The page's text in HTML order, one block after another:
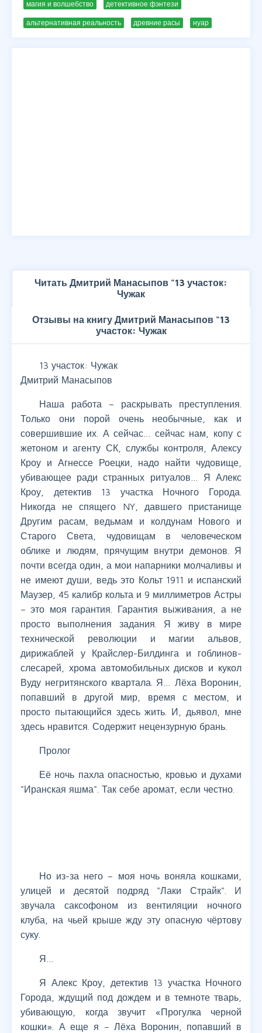
магия и волшебство детективное фэнтези
альтернативная реальность древние расы нуар
Читать Дмитрий Манасыпов "13 участок:
Чужак
Отзывы на книгу Дмитрий Манасыпов "13
участок: Чужак
13 участок: Чужак
Дмитрий Манасыпов
Наша работа – раскрывать преступления.
Только они порой очень необычные, как и
совершившие их. А сейчас… сейчас нам, копу с
жетоном и агенту СК, службы контроля, Алексу
Кроу и Агнессе Роецки, надо найти чудовище,
убивающее ради странных ритуалов… Я Алекс
Кроу, детектив 13 участка Ночного Города.
Никогда не спящего NY, давшего пристанище
Другим расам, ведьмам и колдунам Нового и
Старого Света, чудовищам в человеческом
облике и людям, прячущим внутри демонов. Я
почти всегда один, а мои напарники молчаливы и
не имеют души, ведь это Кольт 1911 и испанский
Маузер, 45 калибр кольта и 9 миллиметров Астры
– это моя гарантия. Гарантия выживания, а не
просто выполнения задания. Я живу в мире
технической революции и магии альвов,
дирижаблей у Крайслер-Билдинга и гоблинов-
слесарей, хрома автомобильных дисков и кукол
Вуду негритянского квартала. Я… Лёха Воронин,
попавший в другой мир, время с местом, и
просто пытающийся здесь жить. И, дьявол, мне
здесь нравится. Содержит нецензурную брань.
Пролог
Её ночь пахла опасностью, кровью и духами
"Иранская яшма". Так себе аромат, если честно.
Но из-за него – моя ночь воняла кошками,
улицей и десятой подряд "Лаки Страйк". И
звучала саксофоном из вентиляции ночного
клуба, на чьей крыше жду эту опасную чёртову
суку.
Я…
Я Алекс Кроу, детектив 13 участка Ночного
Города, ждущий под дождем и в темноте тварь,
убивающую, когда звучит «Прогулка черной
кошки». А еще я – Лёха Воронин, попавший в